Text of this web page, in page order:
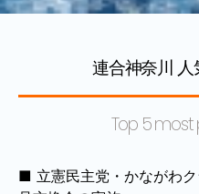
連合神奈川
Top 5 most
立憲民主党・かながわ